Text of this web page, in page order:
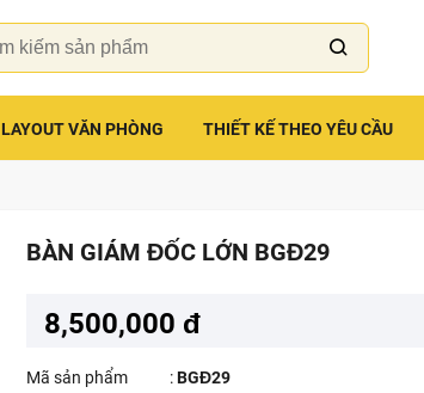
LAYOUT VĂN PHÒNG THIẾT KẾ THEO YÊU CẦU
BÀN GIÁM ĐỐC LỚN BGĐ29
8,500,000 đ
Mã sản phẩm :BGĐ29